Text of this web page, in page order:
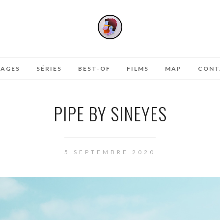
SÉRIES BEST-OF FILMS MAP
PIPE BY SINEYES
5 SEPTEMBRE 2020